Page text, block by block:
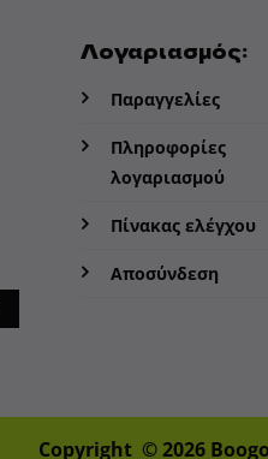
Λογαριασμός:
Παραγγελίες
Πληροφορίες
λογαριασμού
Πίνακας ελέγχου
Αποσύνδεση
Copyright © 2026